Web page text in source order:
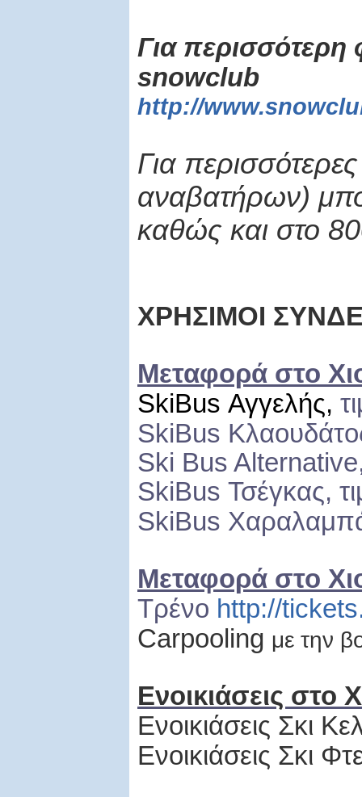
Για
snowclub
http://
Για
αναβατήρων)
καθώς και στο
ΧΡΗΣΙΜΟΙ
Μεταφορά στο
SkiBus Αγγελής,
SkiBus
Ski Bus Alternative
SkiBus Τσέγκας,
SkiBus
Μεταφορά στο
Τρένο http://
Carpooling με την
Ενοικιάσεις στο
Ενοικιάσεις Σκι
Ενοικιάσεις Σκι